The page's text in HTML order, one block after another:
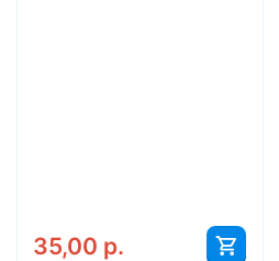
35,00 р.